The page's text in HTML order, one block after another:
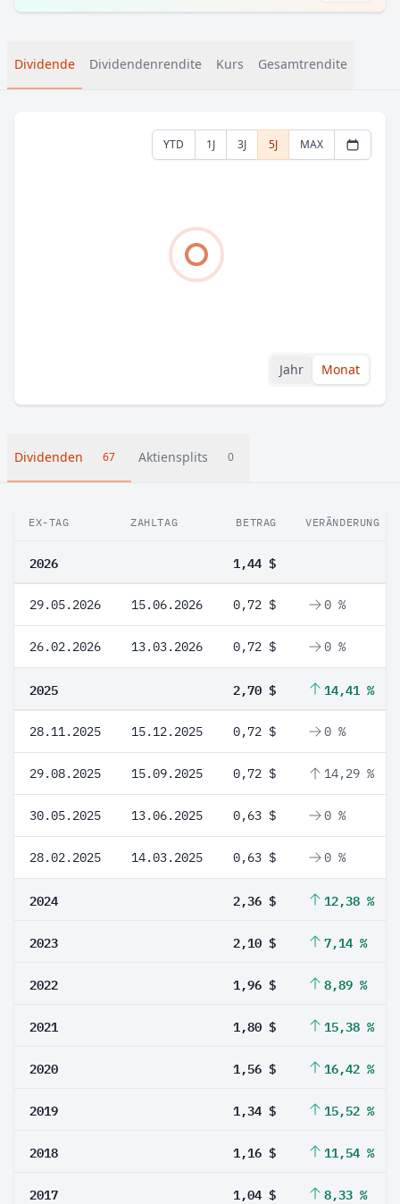
Dividende Dividendenrendite Kurs Gesamtrendite
YTD 1J 3J 5J MAX
Jahr Monat
Dividenden 67 Aktiensplits 0
EX-TAG ZAHLTAG BETRAG VERÄNDERUNG
2026 1,44 $
29.05.2026 15.06.2026 0,72 $ 0 %
26.02.2026 13.03.2026 0,72 $ 0 %
2025 2,70 $ 14,41 %
28.11.2025 15.12.2025 0,72 $ 0 %
29.08.2025 15.09.2025 0,72 $ 14,29 %
30.05.2025 13.06.2025 0,63 $ 0 %
28.02.2025 14.03.2025 0,63 $ 0 %
2024 2,36 $ 12,38 %
2023 2,10 $ 7,14 %
2022 1,96 $ 8,89 %
2021 1,80 $ 15,38 %
2020 1,56 $ 16,42 %
2019 1,34 $ 15,52 %
2018 1,16 $ 11,54 %
2017 1,04 $ 8,33 %